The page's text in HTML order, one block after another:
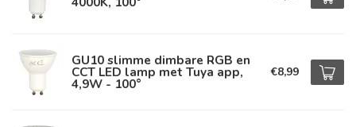
GU10 slimme dimbare RGB en
CCT LED lamp met Tuya app,
4,9W - 100°
€8,99